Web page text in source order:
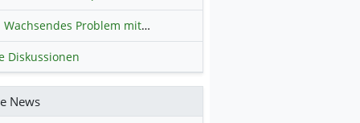
Wachsendes Problem mit kriminellen Kunden im Online-Handel
Diskussionen
News